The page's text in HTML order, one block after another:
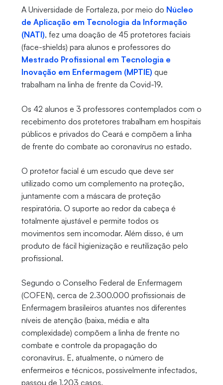
A Universidade de Fortaleza, por meio do Núcleo
de Aplicação em Tecnologia da Informação
(NATI), fez uma doação de 45 protetores faciais
(face-shields) para alunos e professores do
Mestrado Profissional em Tecnologia e
Inovação em Enfermagem (MPTIE) que
trabalham na linha de frente da Covid-19.
Os 42 alunos e 3 professores contemplados com o
recebimento dos protetores trabalham em hospitais
públicos e privados do Ceará e compõem a linha
de frente do combate ao coronavírus no estado.
O protetor facial é um escudo que deve ser
utilizado como um complemento na proteção,
juntamente com a máscara de proteção
respiratória. O suporte ao redor da cabeça é
totalmente ajustável e permite todos os
movimentos sem incomodar. Além disso, é um
produto de fácil higienização e reutilização pelo
profissional.
Segundo o Conselho Federal de Enfermagem
(COFEN), cerca de 2.300.000 profissionais de
Enfermagem brasileiros atuantes nos diferentes
níveis de atenção (baixa, média e alta
complexidade) compõem a linha de frente no
combate e controle da propagação do
coronavírus. E, atualmente, o número de
enfermeiros e técnicos, possivelmente infectados,
passou de 1.203 casos.